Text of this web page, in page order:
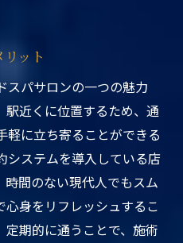
ット
スパサロンの一つの魅力
駅近くに位置するため、通
軽に立ち寄ることができる
システムを導入している店
間のない現代人でもスム
身をリフレッシュするこ
定期的に通うことで、施術